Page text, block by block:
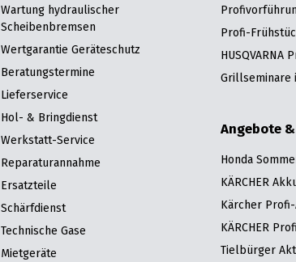
Wartung hydraulischer
Scheibenbremsen
Wertgarantie Geräteschutz
Beratungstermine
Lieferservice
Hol- & Bringdienst
Werkstatt-Service
Reparaturannahme
Ersatzteile
Schärfdienst
Technische Gase
Mietgeräte
Profi-
HUSQVARNA
Grillseminare
Angebote
Honda
KÄRCHER
Kärcher
KÄRCHER
Tielbürger